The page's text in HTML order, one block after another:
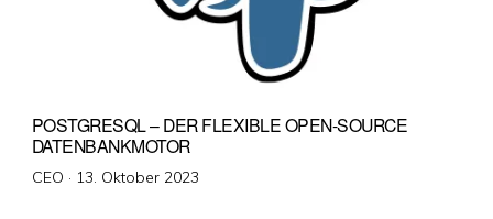
POSTGRESQL – DER FLEXIBLE OPEN-SOURCE
DATENBANKMOTOR
CEO · Veröffentlicht
13. Oktober 2023